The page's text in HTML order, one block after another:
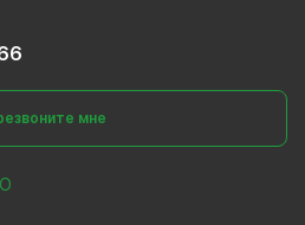
мне